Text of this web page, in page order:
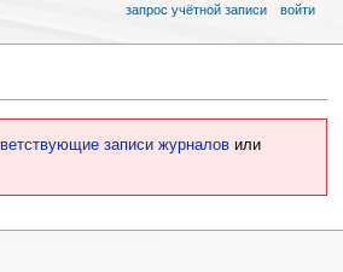
записи журналовили
запрос учётной записи войти